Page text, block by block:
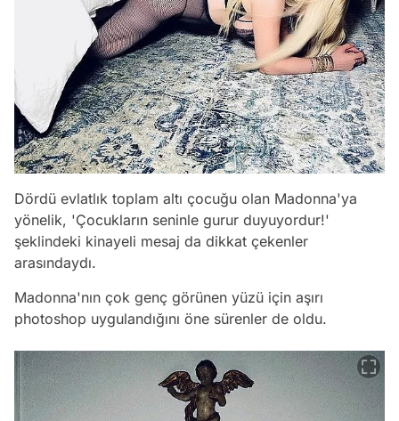
Dördü evlatlık toplam altı çocuğu olan Madonna'ya
yönelik, 'Çocukların seninle gurur duyuyordur!'
şeklindeki kinayeli mesaj da dikkat çekenler
arasındaydı.
Madonna'nın çok genç görünen yüzü için aşırı
photoshop uygulandığını öne sürenler de oldu.